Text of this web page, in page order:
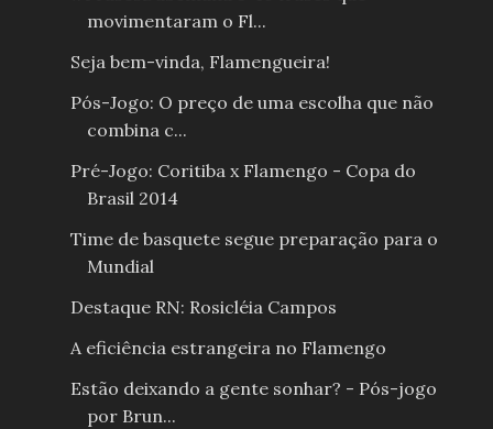
movimentaram o Fl...
Seja bem-vinda, Flamengueira!
Pós-Jogo: O preço de uma escolha que não
combina c...
Pré-Jogo: Coritiba x Flamengo - Copa do
Brasil 2014
Time de basquete segue preparação para o
Mundial
Destaque RN: Rosicléia Campos
A eficiência estrangeira no Flamengo
Estão deixando a gente sonhar? - Pós-jogo
por Brun...